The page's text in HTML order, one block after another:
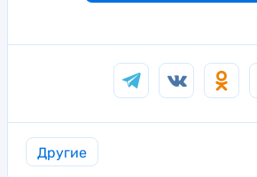
Другие